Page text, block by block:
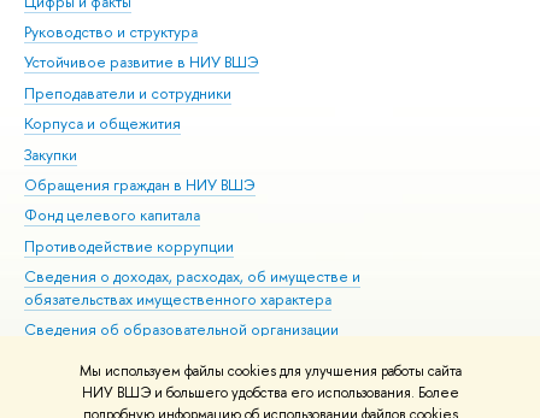
Мы используем файлы cookies для улучшения работы сайта
НИУ ВШЭ и большего удобства его использования. Более
Руководство и структура
Устойчивое развитие в НИУ ВШЭ
Преподаватели и сотрудники
Корпуса и общежития
Закупки
Обращения граждан в НИУ ВШЭ
Фонд целевого капитала
Противодействие коррупции
Сведения о доходах, расходах, об имуществе и
обязательствах имущественного характера
Сведения об образовательной организации
Людям с ограниченными возможностями здоровья
Единая платежная страница